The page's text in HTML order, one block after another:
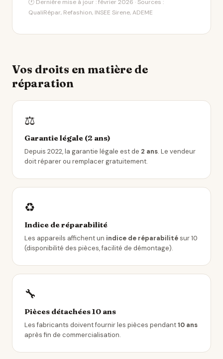
🕐 Dernière mise à jour : février 2026 · Sources :
QualiRépar, Refashion, INSEE Sirene, ADEME
Vos droits en matière de
réparation
⚖️
Garantie légale (2 ans)
Depuis 2022, la garantie légale est de 2 ans. Le vendeur
doit réparer ou remplacer gratuitement.
♻️
Indice de réparabilité
Les appareils affichent un indice de réparabilitésur 10
(disponibilité des pièces, facilité de démontage).
🔧
Pièces détachées 10 ans
Les fabricants doivent fournir les pièces pendant10 ans
après fin de commercialisation.